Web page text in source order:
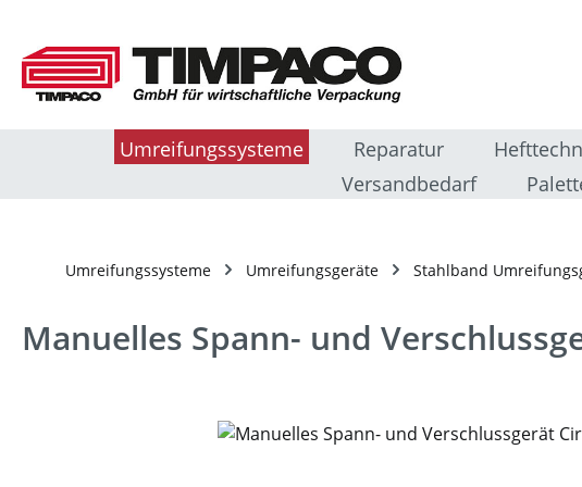
Umreifungssysteme Reparatur
Versandbedarf
Umreifungssysteme Umreifungsgeräte Stahlband
Manuelles Spann- und
Bildergalerie überspringen